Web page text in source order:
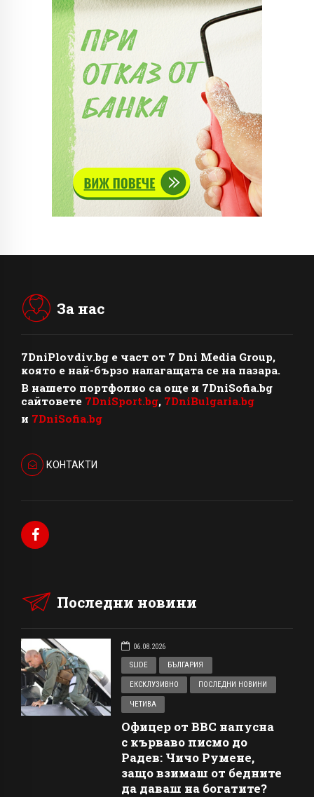
За нас
7DniPlovdiv.bg e част от 7 Dni Media Group,
която е най-бързо налагащата се на пазара.
В нашето портфолио са още и 7DniSofia.bg
сайтовете 7DniSport.bg, 7DniBulgaria.bg
и 7DniSofia.bg
КОНТАКТИ
Последни новини
06.08.2026
SLIDE
БЪЛГАРИЯ
ЕКСКЛУЗИВНО ПОСЛЕДНИ НОВИНИ
ЧЕТИВА
Офицер от ВВС напусна
с кърваво писмо до
Радев: Чичо Румене,
защо взимаш от бедните
да даваш на богатите?